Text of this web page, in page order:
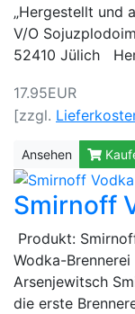
„Hergestellt und
V/O
52410 Jülich
17.95EUR
[zzgl.
Ansehen
Smirnoff
Produkt:
Wodka-
Arsenjewitsch
die erste